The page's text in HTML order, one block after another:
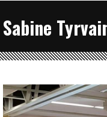
Sabine